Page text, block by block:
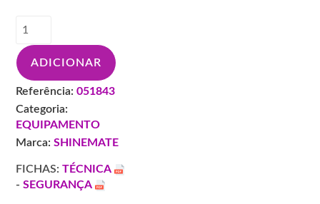
SHINEMATE
LIXADORA/PLAINA
ELETRICA
ES550
ADICIONAR
Referência: 051843
Categoria:
EQUIPAMENTO
Marca: SHINEMATE
FICHAS:TÉCNICA
-SEGURANÇA